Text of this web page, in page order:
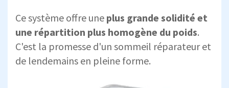
Ce système offre une plus grande solidité et
une répartition plus homogène du poids.
C'est la promesse d'un sommeil réparateur et
de lendemains en pleine forme.